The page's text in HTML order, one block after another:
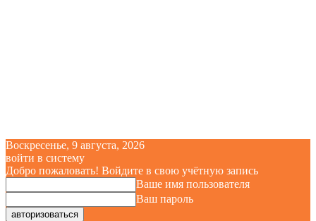
Воскресенье, 9 августа, 2026
войти в систему
Добро пожаловать! Войдите в свою учётную запись
Ваше имя пользователя
Ваш пароль